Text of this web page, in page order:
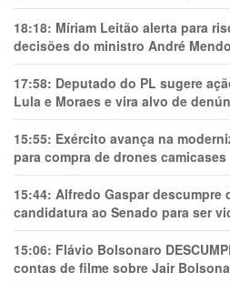
18:18: Míriam Leitão alerta para
decisões do ministro André
17:58: Deputado do PL sugere
Lula e Moraes e vira alvo de
15:55: Exército avança na
para compra de drones camicases
15:44: Alfredo Gaspar
candidatura ao Senado para ser
15:06: Flávio Bolsonaro
contas de filme sobre Jair